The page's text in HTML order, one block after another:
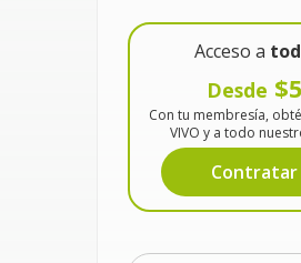
Acceso a
Desde
Con tu membresía,
VIVO y a todo
Contratar